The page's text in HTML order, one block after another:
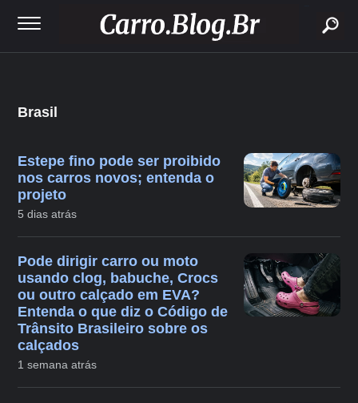
Brasil
Estepe fino pode ser proibido
nos carros novos; entenda o
projeto
5 dias atrás
Pode dirigir carro ou moto
usando clog, babuche, Crocs
ou outro calçado em EVA?
Entenda o que diz o Código de
Trânsito Brasileiro sobre os
calçados
1 semana atrás